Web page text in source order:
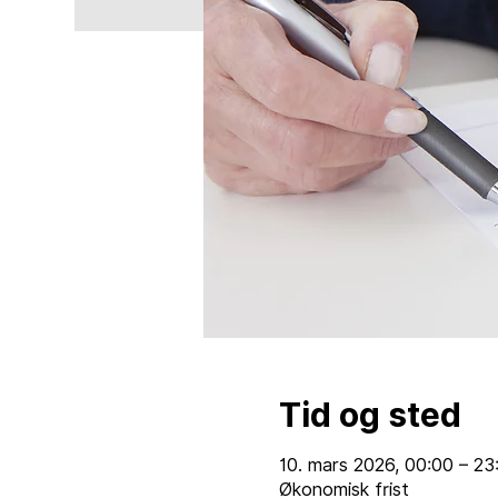
Tid og sted
10. mars 2026, 00:00 –
Økonomisk frist